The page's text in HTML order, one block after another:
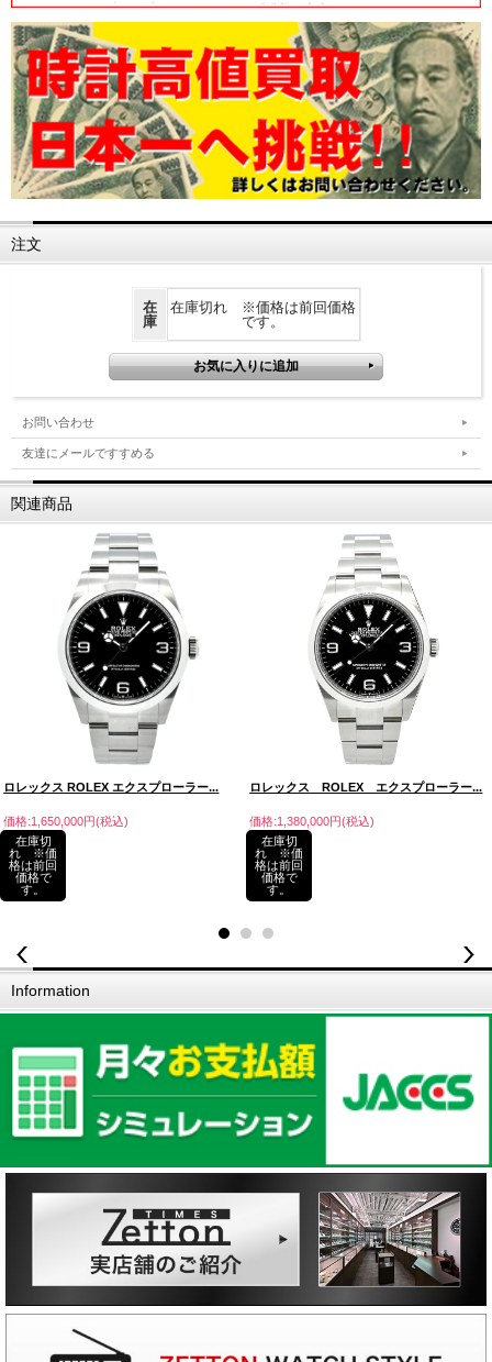
注文
在
庫
在庫切れ ※価格は前回価格
です。
お問い合わせ
友達にメールですすめる
関連商品
ロレックス ROLEX エクスプローラー...
価格:1,650,000円(税込)
在庫切
れ ※価
格は前回
価格で
す。
ロレックス ROLEX エクスプローラー...
価格:1,380,000円(税込)
在庫切
れ ※価
格は前回
価格で
す。
Information